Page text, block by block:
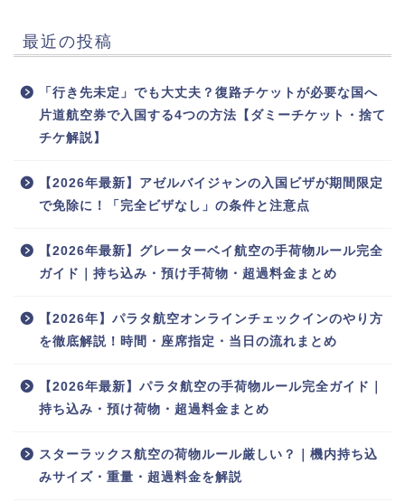
最近の投稿
「行き先未定」でも大丈夫？復路チケットが必要な国へ
片道航空券で入国する4つの方法【ダミーチケット・捨て
チケ解説】
【2026年最新】アゼルバイジャンの入国ビザが期間限定
で免除に！「完全ビザなし」の条件と注意点
【2026年最新】グレーターベイ航空の手荷物ルール完全
ガイド｜持ち込み・預け手荷物・超過料金まとめ
【2026年】パラタ航空オンラインチェックインのやり方
を徹底解説！時間・座席指定・当日の流れまとめ
【2026年最新】パラタ航空の手荷物ルール完全ガイド｜
持ち込み・預け荷物・超過料金まとめ
スターラックス航空の荷物ルール厳しい？｜機内持ち込
みサイズ・重量・超過料金を解説